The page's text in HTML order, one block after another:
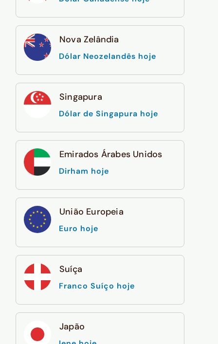
Nova Zelândia
Dólar Neozelandês hoje
Singapura
Dólar de Singapura hoje
Emirados Árabes Unidos
Dirham hoje
União Europeia
Euro hoje
Suíça
Franco Suíço hoje
Japão